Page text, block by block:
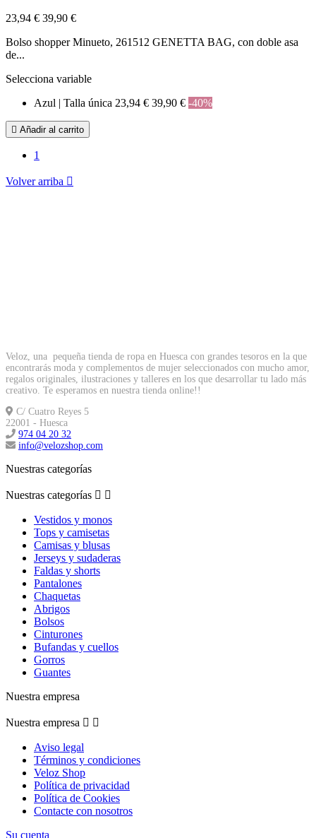
23,94 € 39,90 €
Bolso shopper Minueto, 261512 GENETTA BAG, con doble asa
de...
Selecciona variable
Azul | Talla única 23,94 € 39,90 € -40%
 Añadir al carrito
1
Volver arriba 
Veloz, una pequeña tienda de ropa en Huesca con grandes tesoros en la que
encontrarás moda y complementos de mujer seleccionados con mucho amor,
regalos originales, ilustraciones y talleres en los que desarrollar tu lado más
creativo. Te esperamos en nuestra tienda online!!
C/ Cuatro Reyes 5
22001 - Huesca
974 04 20 32
info@velozshop.com
Nuestras categorías
Nuestras categorías  
Vestidos y monos
Tops y camisetas
Camisas y blusas
Jerseys y sudaderas
Faldas y shorts
Pantalones
Chaquetas
Abrigos
Bolsos
Cinturones
Bufandas y cuellos
Gorros
Guantes
Nuestra empresa
Nuestra empresa  
Aviso legal
Términos y condiciones
Veloz Shop
Política de privacidad
Política de Cookies
Contacte con nosotros
Su cuenta